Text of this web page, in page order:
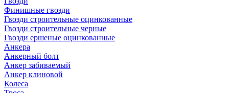
Финишные гвозди
Гвозди строительные оцинкованные
Гвозди строительные черные
Гвозди ершеные оцинкованные
Анкера
Анкерный болт
Анкер забиваемый
Анкер клиновой
Колеса